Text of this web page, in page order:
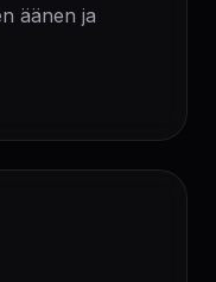
äänen ja